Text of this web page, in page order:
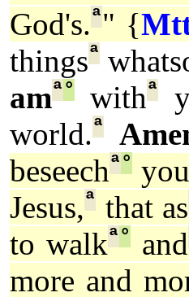
God's.ª" {
thingsª
amª° withª
world.ª
beseechª°
Jesus,ª that as
to walkª°and
more and